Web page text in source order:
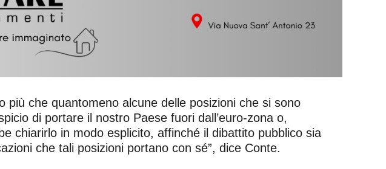
che quantomeno alcune delle posizioni che si sono
di portare il nostro Paese fuori dall’euro-zona o,
chiarirlo in modo esplicito, affinché il dibattito pubblico sia
che tali posizioni portano con sé”, dice Conte.